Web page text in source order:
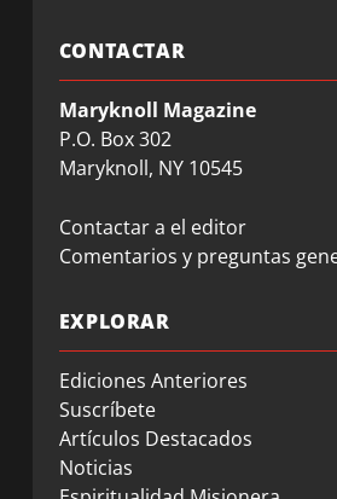
CONTACTAR
Maryknoll Magazine
P.O. Box 302
Maryknoll, NY 10545
Contactar a el editor
Comentarios y preguntas
EXPLORAR
Ediciones Anteriores
Suscríbete
Artículos Destacados
Noticias